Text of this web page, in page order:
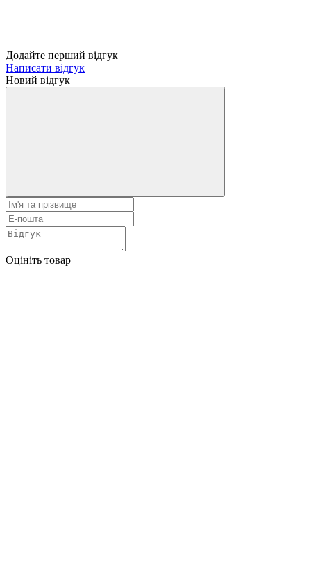
Додайте перший відгук
Написати відгук
Новий відгук
Оцініть товар